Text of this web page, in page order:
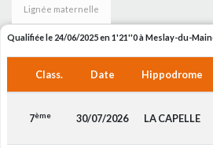
Lignée maternelle
Qualifiée le 24/06/2025 en 1'21''0 à Meslay-du-
Class. Date Hippodrome
7ème 30/07/2026 LA CAPELLE